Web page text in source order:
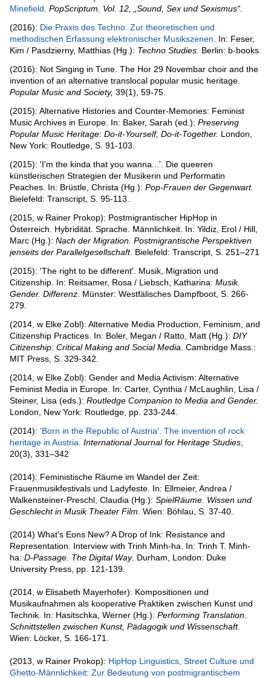
Minefield PopScriptum. Vol. 12, „Sound, Sex und Sexismus“.
(2016): Die Praxis des Techno. Zur theoretischen und
methodischen Erfassung elektronischer Musikszenen . In: Feser,
Kim / Pasdzierny, Matthias (Hg.): Techno Studies . Berlin: b-books.
(2016): Not Singing in Tune. The Hor 29 Novembar choir and the
invention of an alternative translocal popular music heritage.
Popular Music and Society, 39(1), 59-75.
(2015): Alternative Histories and Counter-Memories: Feminist
Music Archives in Europe. In: Baker, Sarah (ed.): Preserving
Popular Music Heritage: Do-it-Yourself, Do-it-Together. London,
New York: Routledge, S. 91-103.
(2015): 'I'm the kinda that you wanna...'. Die queeren
künstlerischen Strategien der Musikerin und Performatin
Peaches. In: Brüstle, Christa (Hg.): Pop-Frauen der Gegenwart.
Bielefeld: Transcript, S. 95-113.
(2015, w Rainer Prokop): Postmigrantischer HipHop in
Österreich. Hybridität. Sprache. Männlichkeit. In: Yildiz, Erol / Hill,
Marc (Hg.): Nach der Migration. Postmigrantische Perspektiven
jenseits der Parallelgesellschaft. Bielefeld: Transcript, S. 251–271
(2015): 'The right to be different'. Musik, Migration und
Citizenship. In: Reitsamer, Rosa / Liebsch, Katharina: Musik.
Gender. Differenz . Münster: Westfälisches Dampfboot, S. 266-
279.
(2014, w Elke Zobl): Alternative Media Production, Feminism, and
Citizenship Practices. In: Boler, Megan / Ratto, Matt (Hg.): DIY
Citizenship: Critical Making and Social Media . Cambridge Mass.:
MIT Press, S. 329-342.
(2014, w Elke Zobl): Gender and Media Activism: Alternative
Feminist Media in Europe. In: Carter, Cynthia / McLaughlin, Lisa /
Steiner, Lisa (eds.): Routledge Companion to Media and Gender.
London, New York: Routledge, pp. 233-244.
(2014): 'Born in the Republic of Austria'. The invention of rock
heritage in Austria. International Journal for Heritage Studies
20(3), 331–342
(2014): Feministische Räume im Wandel der Zeit:
Frauenmusikfestivals und Ladyfeste. In: Ellmeier, Andrea /
Walkensteiner-Preschl, Claudia (Hg.): SpielRäume. Wissen und
Geschlecht in Musik Theater Film . Wien: Böhlau, S. 37-40.
(2014) What's Eons New? A Drop of Ink: Resistance and
Representation. Interview with Trinh Minh-ha. In: Trinh T. Minh-
ha: D-Passage. The Digital Way. Durham, London: Duke
University Press, pp. 121-139.
(2014, w Elisabeth Mayerhofer): Kompositionen und
Musikaufnahmen als kooperative Praktiken zwischen Kunst und
Technik. In: Hasitschka, Werner (Hg.): Performing Translation.
Schnittstellen zwischen Kunst, Pädagogik und Wissenschaft.
Wien: Löcker, S. 166-171.
(2013, w Rainer Prokop): HipHop Linguistics, Street Culture und
Ghetto-Männlichkeit: Zur Bedeutung von postmigrantischem